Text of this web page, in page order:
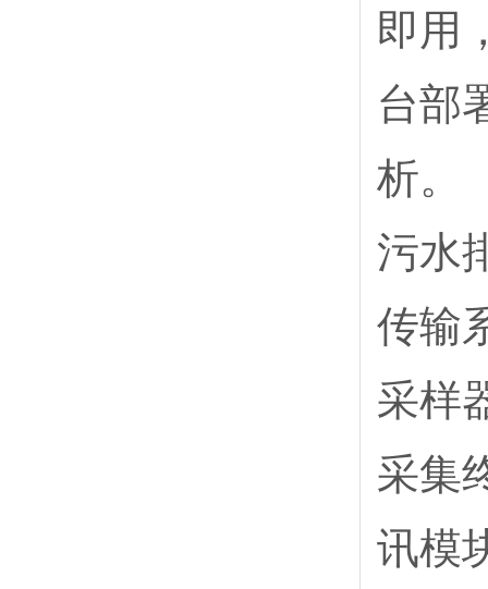
即用
台部
析。
污水
传输
采样
采集
讯模